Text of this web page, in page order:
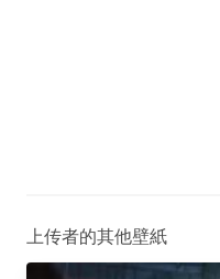
上传者的其他壁紙